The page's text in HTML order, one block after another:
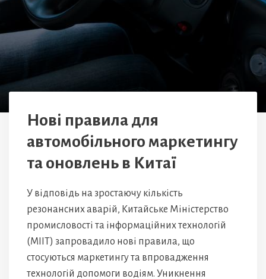
Нові правила для
автомобільного маркетингу
та оновлень в Китаї
У відповідь на зростаючу кількість
резонансних аварій, Китайське Міністерство
промисловості та інформаційних технологій
(MIIT) запровадило нові правила, що
стосуються маркетингу та впровадження
технологій допомоги водіям. Уникнення